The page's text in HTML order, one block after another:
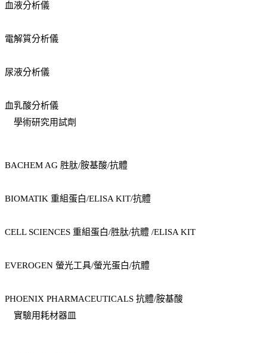
血液分析儀
電解質分析儀
尿液分析儀
血乳酸分析儀
學術研究用試劑
BACHEM AG 胜肽/胺基酸/抗體
BIOMATIK 重組蛋白/ELISA KIT/抗體
CELL SCIENCES 重組蛋白/胜肽/抗體 /ELISA KIT
EVEROGEN 螢光工具/螢光蛋白/抗體
PHOENIX PHARMACEUTICALS 抗體/胺基酸
實驗用耗材器皿